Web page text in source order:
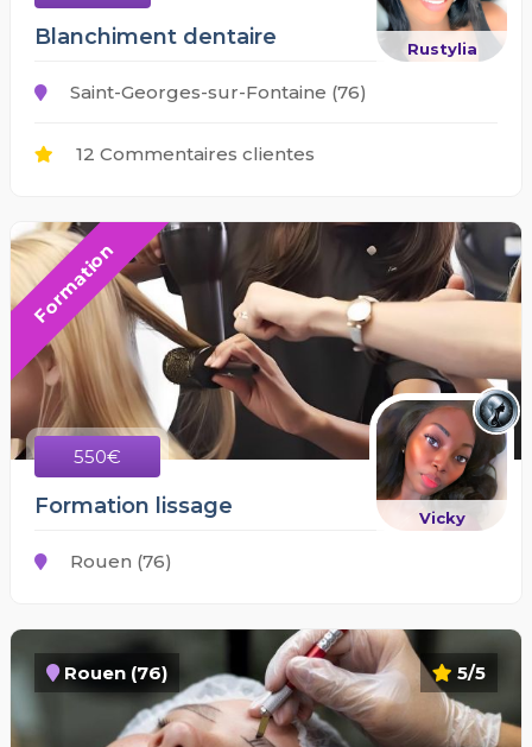
Rustylia
Blanchiment dentaire
Saint-Georges-sur-Fontaine (76)
12 Commentaires clientes
Formation
550€
Vicky
Formation lissage
Rouen (76)
5/5
Rouen (76)